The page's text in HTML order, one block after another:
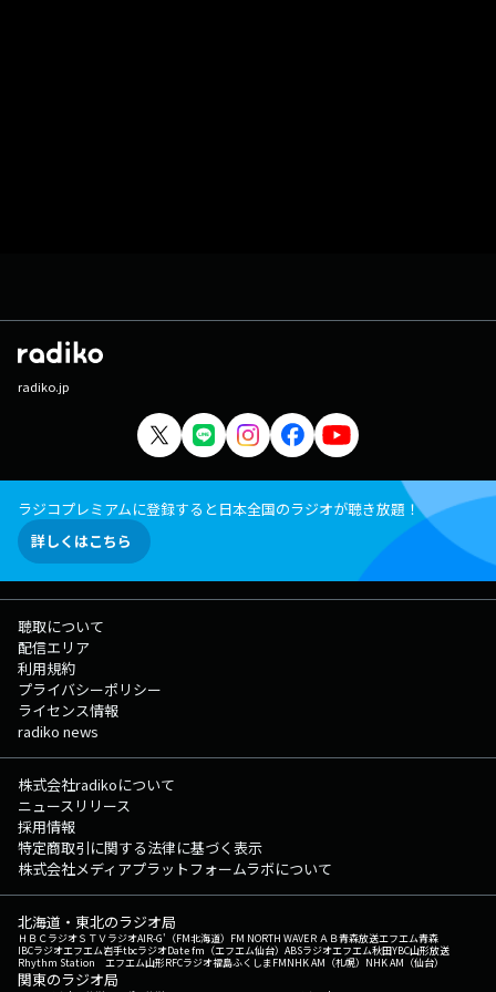
radiko.jp
ラジコプレミアムに登録すると日本全国のラジオが聴き放題！
詳しくはこちら
聴取について
配信エリア
利用規約
プライバシーポリシー
ライセンス情報
radiko news
株式会社radikoについて
ニュースリリース
採用情報
特定商取引に関する法律に基づく表示
株式会社メディアプラットフォームラボについて
北海道・東北のラジオ局
ＨＢＣラジオＳＴＶラジオAIR-G'（FM北海道） FM NORTH WAVEＲＡＢ青森放送エフエム青森
IBCラジオエフエム岩手tbcラジオDate fm（エフエム仙台） ABSラジオエフエム秋田YBC山形放送
Rhythm Station エフエム山形RFCラジオ福島ふくしまFMNHK AM（札幌） NHK AM（仙台）
関東のラジオ局